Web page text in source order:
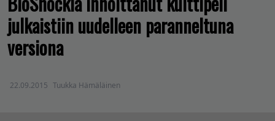
julkaistiin uudelleen paranneltuna
versiona
22.09.2015 Tuukka Hämäläinen